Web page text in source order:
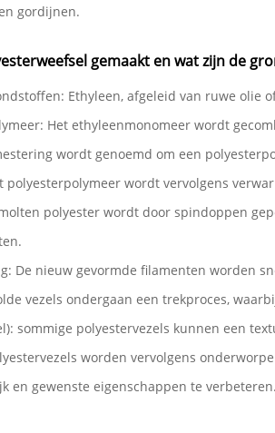
gordijnen.
gemaakt en wat zijn de
Ethyleen, afgeleid van ruwe olie
​​Het ethyleenmonomeer wordt
wordt genoemd om een
polyesterpolymeer wordt vervolgens
polyester wordt door spindoppen
De nieuw gevormde filamenten worden
vezels ondergaan een trekproces,
sommige polyestervezels kunnen een
worden vervolgens
en gewenste eigenschappen te